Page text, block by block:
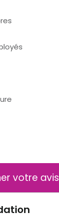
votre avis